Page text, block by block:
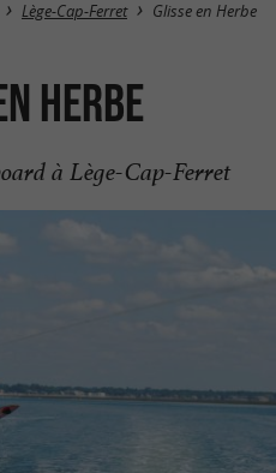
Lège-Cap-Ferret Glisse en Herbe
Herbe
à Lège-Cap-Ferret